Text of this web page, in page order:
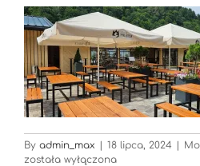
By admin_max | 18 lipca, 2024 |
została wyłączona